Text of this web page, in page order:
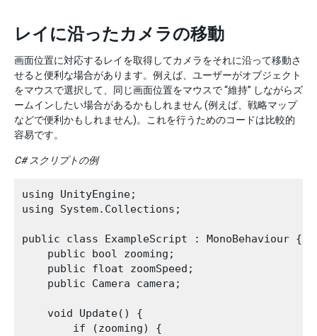
レイに沿ったカメラの移動
画面位置に対応するレイを取得してカメラをそれに沿って移動さ
せると便利な場合があります。例えば、ユーザーがオブジェクト
をマウスで選択して、同じ画面位置をマウスで “維持” しながらズ
ームインしたい場合があるかもしれません (例えば、戦略マップ
などで便利かもしれません)。これを行うためのコードは比較的
容易です。
C# スクリプトの例
using UnityEngine;
using System.Collections;
public class ExampleScript : MonoBehaviour {
    public bool zooming;
    public float zoomSpeed;
    public Camera camera;
    void Update() {
        if (zooming) {